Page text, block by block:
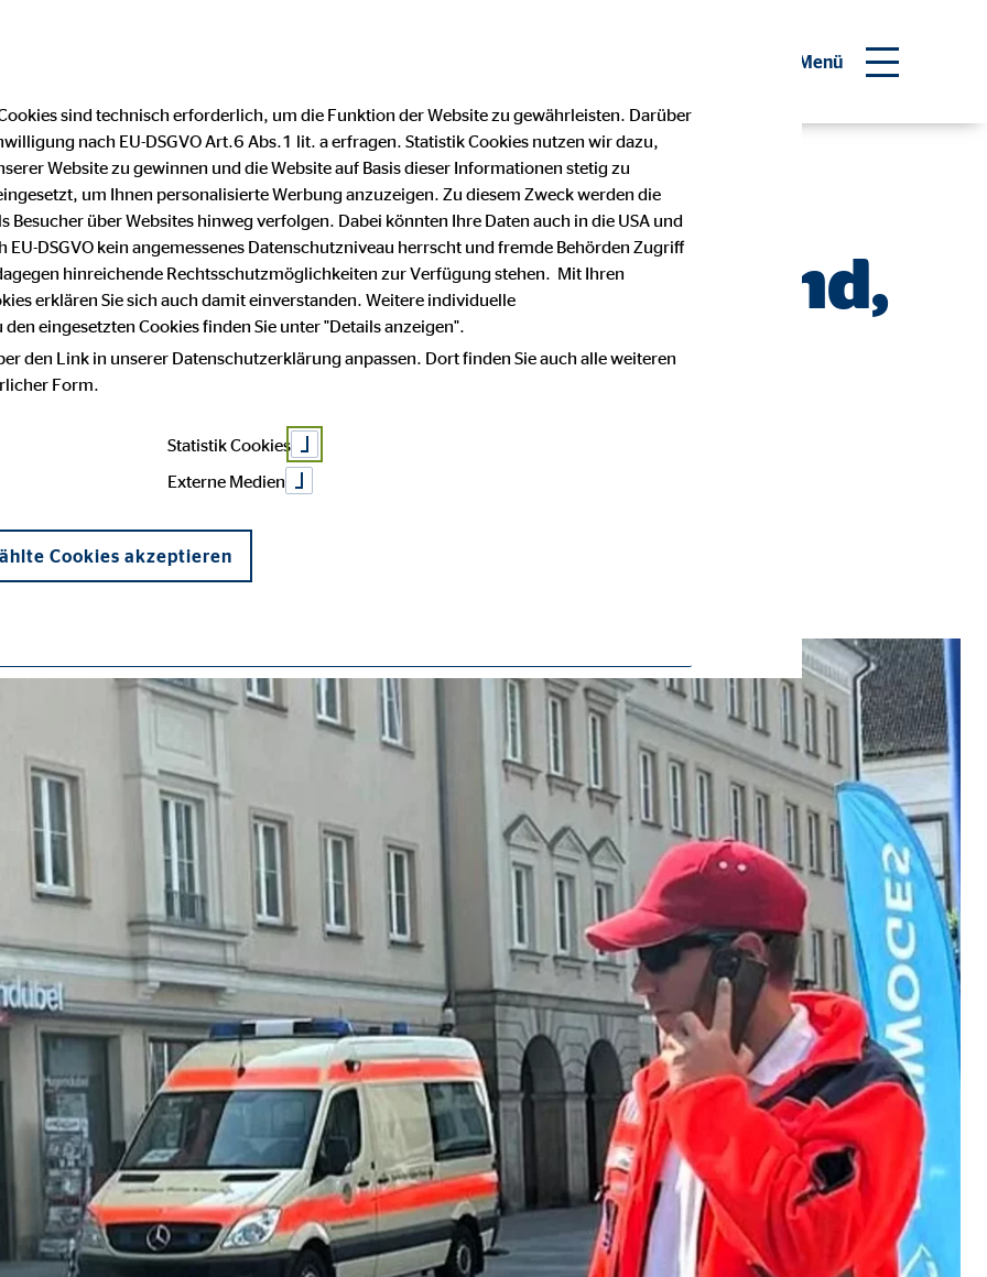
Menü
Engagement im
– Helfer, die da sind,
zählt
sind technisch erforderlich, um die Funktion der Website zu gewährleisten. Darüber
nach EU-DSGVO Art.6 Abs.1 lit. a erfragen. Statistik Cookies nutzen wir dazu,
Website zu gewinnen und die Website auf Basis dieser Informationen stetig zu
um Ihnen personalisierte Werbung anzuzeigen. Zu diesem Zweck werden die
Besucher über Websites hinweg verfolgen. Dabei könnten Ihre Daten auch in die USA und
DSGVO kein angemessenes Datenschutzniveau herrscht und fremde Behörden Zugriff
hinreichende Rechtsschutzmöglichkeiten zur Verfügung stehen. Mit Ihren
erklären Sie sich auch damit einverstanden. Weitere individuelle
eingesetzten Cookies finden Sie unter "Details anzeigen".
den Link in unserer Datenschutzerklärung anpassen. Dort finden Sie auch alle weiteren
Form.
Statistik Cookies
Externe Medien
Cookies akzeptieren
und sind für die einwandfreie Funktion der Website erforderlich. Die Deaktivierung kann die
von Benutzereinstellungen
Sitzung
Ihrer Einwilligungen